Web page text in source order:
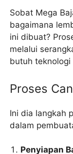
Sobat Mega
bagaimana
ini dibuat?
melalui
butuh teknologi
Proses
Ini dia langkah
dalam
Penyiapan